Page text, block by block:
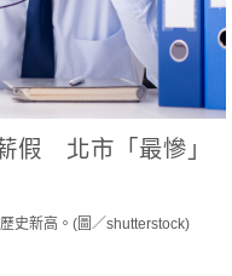
假 北市「最慘」
史新高。(圖／shutterstock)